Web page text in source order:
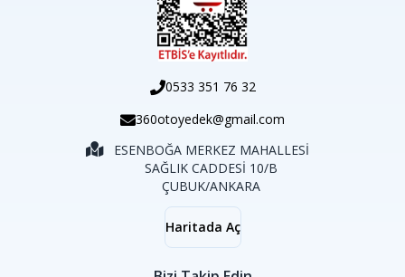
0533 351 76 32
360otoyedek@gmail.com
ESENBOĞA MERKEZ MAHALLESİ
SAĞLIK CADDESİ 10/B
ÇUBUK/ANKARA
Haritada Aç